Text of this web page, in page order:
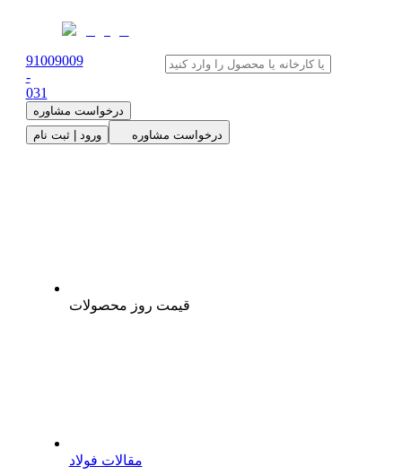
91009009
-
031
درخواست مشاوره
ورود | ثبت نام
درخواست مشاوره
قیمت روز محصولات
مقالات فولاد